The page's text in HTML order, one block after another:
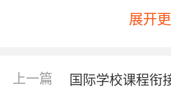
二、教学方法适配与调整
以项目式学习为例，学生
展开
上一篇 国际学校课程衔